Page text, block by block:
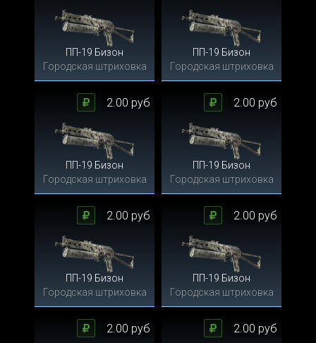
ПП-19 Бизон
Городская штриховка
ПП-19 Бизон
Городская штриховка
ПП-19 Бизон
Городская штриховка
2.00 руб
ПП-19 Бизон
Городская штриховка
2.00 руб
ПП-19 Бизон
Городская штриховка
2.00 руб
ПП-19 Бизон
Городская штриховка
2.00 руб
2.00 руб 2.00 руб